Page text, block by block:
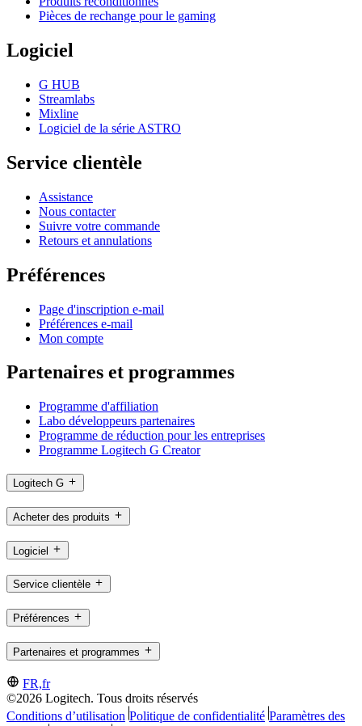
Pièces de rechange pour le gaming
Logiciel
G HUB
Streamlabs
Mixline
Logiciel de la série ASTRO
Service clientèle
Assistance
Nous contacter
Suivre votre commande
Retours et annulations
Préférences
Page d'inscription e-mail
Préférences e-mail
Mon compte
Partenaires et programmes
Programme d'affiliation
Labo développeurs partenaires
Programme de réduction pour les entreprises
Programme Logitech G Creator
Logitech G
Acheter des produits
Logiciel
Service clientèle
Préférences
Partenaires et programmes
FR,fr
©2026 Logitech. Tous droits réservés
Conditions d’utilisation Politique de confidentialité Paramètres des